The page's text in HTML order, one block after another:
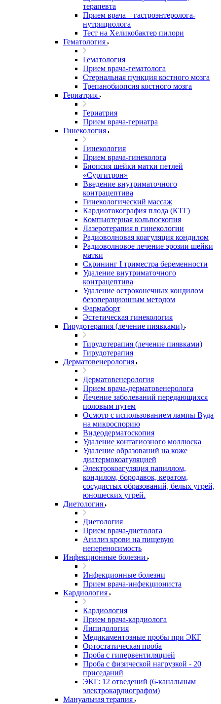
терапевта
Прием врача – гастроэнтеролога-
нутрициолога
Тест на Хеликобактер пилори
Гематология
Гематология
Прием врача-гематолога
Стернальная пункция костного мозга
Трепанобиопсия костного мозга
Гериатрия
Гериатрия
Прием врача-гериатра
Гинекология
Гинекология
Прием врача-гинеколога
Биопсия шейки матки петлей
«Сургитрон»
Введение внутриматочного
контрацептива
Гинекологический массаж
Кардиотокография плода (КТГ)
Компьютерная кольпоскопия
Лазеротерапия в гинекологии
Радиоволновая коагуляция кондилом
Радиоволновое лечение эрозии шейки
матки
Скрининг I триместра беременности
Удаление внутриматочного
контрацептива
Удаление остроконечных кондилом
безоперационным методом
Фармаборт
Эстетическая гинекология
Гирудотерапия (лечение пиявками)
Гирудотерапия (лечение пиявками)
Гирудотерапия
Дерматовенерология
Дерматовенерология
Прием врача-дерматовенеролога
Лечение заболеваний передающихся
половым путем
Осмотр с использованием лампы Вуда
на микроспорию
Видеодерматоскопия
Удаление контагиозного моллюска
Удаление образований на коже
диатермокоагуляцией
Электрокоагуляция папиллом,
кондилом, бородавок, кератом,
сосудистых образований, белых угрей,
юношеских угрей.
Диетология
Диетология
Прием врача-диетолога
Анализ крови на пищевую
непереносимость
Инфекционные болезни
Инфекционные болезни
Прием врача-инфекциониста
Кардиология
Кардиология
Прием врача-кардиолога
Липидология
Медикаментозные пробы при ЭКГ
Ортостатическая проба
Проба с гипервентиляцией
Проба с физической нагрузкой - 20
приседаний
ЭКГ: 12 отведений (6-канальным
электрокардиографом)
Мануальная терапия